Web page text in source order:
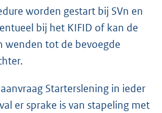
worden gestart bij SVn en
bij het KIFID of kan de
wenden tot de bevoegde
Starterslening in ieder
er sprake is van stapeling met